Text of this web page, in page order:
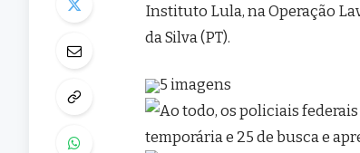
Instituto Lula, na Operação
da Silva (PT).
5 imagens